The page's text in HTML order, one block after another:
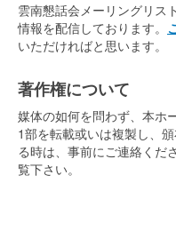
雲南懇話会メーリングリス
情報を配信しております。
いただければと思います。
著作権について
媒体の如何を問わず、本ホ
1部を転載或いは複製し、
る時は、事前にご連絡くだ
覧下さい。